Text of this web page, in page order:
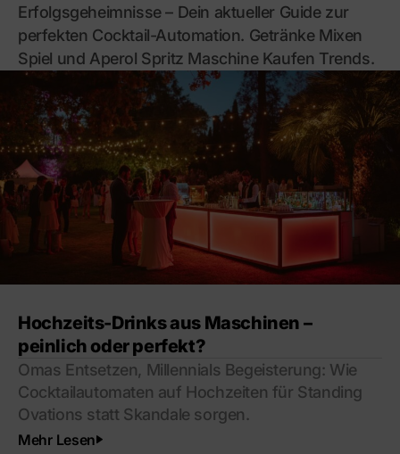
Erfolgsgeheimnisse – Dein aktueller Guide zur
perfekten Cocktail-Automation. Getränke Mixen
Spiel und Aperol Spritz Maschine Kaufen Trends.
Hochzeits-Drinks aus Maschinen –
peinlich oder perfekt?
Omas Entsetzen, Millennials Begeisterung: Wie
Cocktailautomaten auf Hochzeiten für Standing
Ovations statt Skandale sorgen.
Mehr Lesen